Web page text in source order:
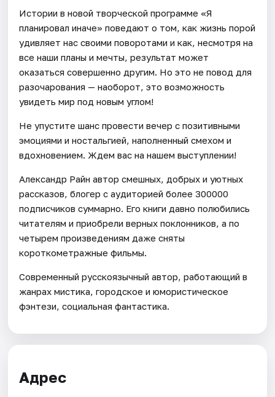
Истории в новой творческой программе «Я
планировал иначе» поведают о том, как жизнь порой
удивляет нас своими поворотами и как, несмотря на
все наши планы и мечты, результат может
оказаться совершенно другим. Но это не повод для
разочарования — наоборот, это возможность
увидеть мир под новым углом!
Не упустите шанс провести вечер с позитивными
эмоциями и ностальгией, наполненный смехом и
вдохновением. Ждем вас на нашем выступлении!
Александр Райн автор смешных, добрых и уютных
рассказов, блогер с аудиторией более 300000
подписчиков суммарно. Его книги давно полюбились
читателям и приобрели верных поклонников, а по
четырем произведениям даже сняты
короткометражные фильмы.
Современный русскоязычный автор, работающий в
жанрах мистика, городское и юмористическое
фэнтези, социальная фантастика.
Адрес